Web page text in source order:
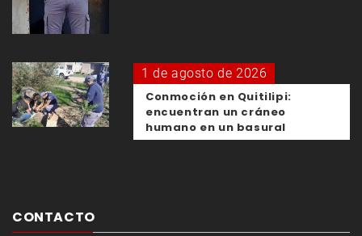
1 de agosto de 2026
Conmoción en Quitilipi:
encuentran un cráneo
humano en un basural
CONTACTO